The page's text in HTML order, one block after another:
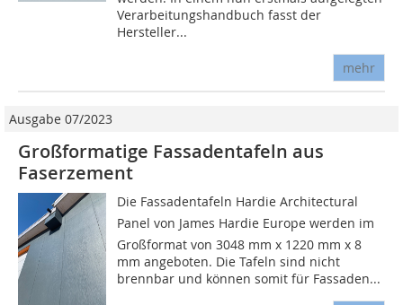
Verarbeitungshandbuch fasst der
Hersteller...
mehr
Ausgabe 07/2023
Großformatige Fassadentafeln aus
Faserzement
Die Fassadentafeln Hardie Architectural
Panel von James Hardie Europe werden im
Großformat von 3048 mm x 1220 mm x 8
mm angeboten. Die Tafeln sind nicht
brennbar und können somit für Fassaden...